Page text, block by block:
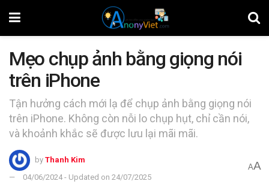
Mẹo chụp ảnh bằng giọng nói
trên iPhone
Tận hưởng cách mới lạ để chụp ảnh bằng giọng nói
trên iPhone. Không còn nỗi lo chụp hụt, chỉ cần nói,
và khoảnh khắc sẽ được lưu lại mãi mãi.
by Thanh Kim
04/06/2024 - Updated on 24/07/2025
AA